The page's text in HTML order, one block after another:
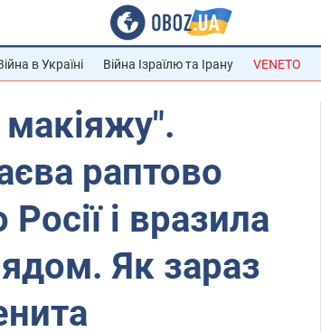
в Україні Війна Ізраїлю та Ірану VENETO
макіяжу".
раптово
і вразила
Як зараз